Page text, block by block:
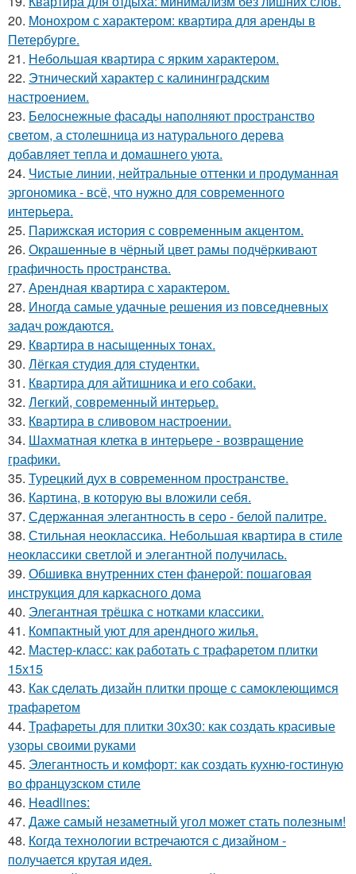
20. Монохром с характером: квартира для аренды в
Петербурге.
21. Небольшая квартира с ярким характером.
22. Этнический характер с калининградским
настроением.
23. Белоснежные фасады наполняют пространство
светом, а столешница из натурального дерева
добавляет тепла и домашнего уюта.
24. Чистые линии, нейтральные оттенки и продуманная
эргономика - всё, что нужно для современного
интерьера.
25. Парижская история с современным акцентом.
26. Окрашенные в чёрный цвет рамы подчёркивают
графичность пространства.
27. Арендная квартира с характером.
28. Иногда самые удачные решения из повседневных
задач рождаются.
29. Квартира в насыщенных тонах.
30. Лёгкая студия для студентки.
31. Квартира для айтишника и его собаки.
32. Легкий, современный интерьер.
33. Квартира в сливовом настроении.
34. Шахматная клетка в интерьере - возвращение
графики.
35. Турецкий дух в современном пространстве.
36. Картина, в которую вы вложили себя.
37. Сдержанная элегантность в серо - белой палитре.
38. Стильная неоклассика. Небольшая квартира в стиле
неоклассики светлой и элегантной получилась.
39. Обшивка внутренних стен фанерой: пошаговая
инструкция для каркасного дома
40. Элегантная трёшка с нотками классики.
41. Компактный уют для арендного жилья.
42. Мастер-класс: как работать с трафаретом плитки
15х15
43. Как сделать дизайн плитки проще с самоклеющимся
трафаретом
44. Трафареты для плитки 30х30: как создать красивые
узоры своими руками
45. Элегантность и комфорт: как создать кухню-гостиную
во французском стиле
46. Headlines:
47. Даже самый незаметный угол может стать полезным!
48. Когда технологии встречаются с дизайном -
получается крутая идея.